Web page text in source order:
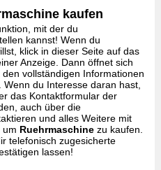
kaufen
mit der du
kannst! Wenn du
klick in dieser Seite auf das
Anzeige. Dann öffnet sich
vollständigen Informationen
du Interesse daran hast,
das Kontaktformular der
auch über die
und alles Weitere mit
um Ruehrmaschinezu kaufen.
telefonisch zugesicherte
lassen!